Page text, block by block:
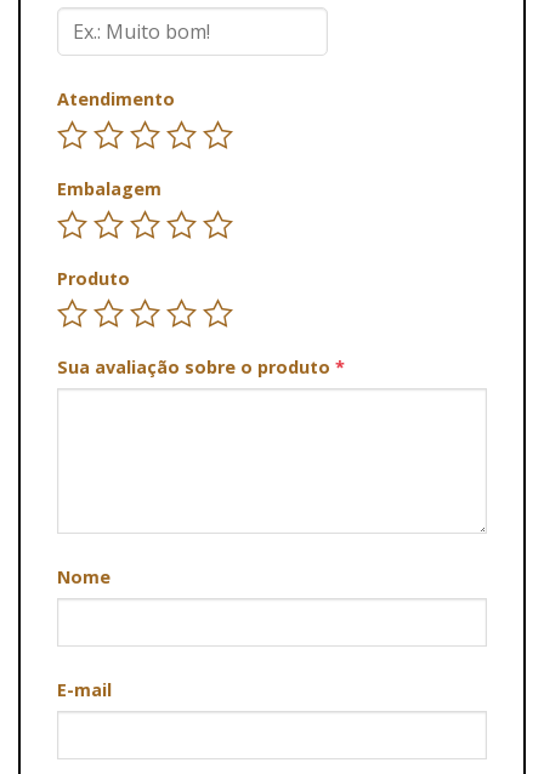
Atendimento
Embalagem
Produto
Sua avaliação sobre o produto *
Nome
E-mail